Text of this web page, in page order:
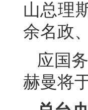
山总理
余名政
应国
赫曼将